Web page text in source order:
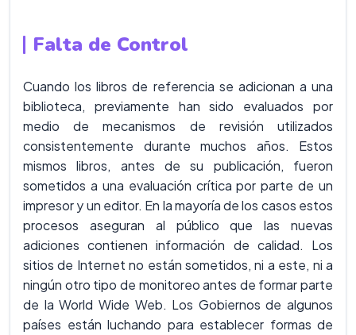
Falta de Control
Cuando los libros de referencia se adicionan a una
biblioteca, previamente han sido evaluados por
medio de mecanismos de revisión utilizados
consistentemente durante muchos años. Estos
mismos libros, antes de su publicación, fueron
sometidos a una evaluación crítica por parte de un
impresor y un editor. En la mayoría de los casos estos
procesos aseguran al público que las nuevas
adiciones contienen información de calidad. Los
sitios de Internet no están sometidos, ni a este, ni a
ningún otro tipo de monitoreo antes de formar parte
de la World Wide Web. Los Gobiernos de algunos
países están luchando para establecer formas de